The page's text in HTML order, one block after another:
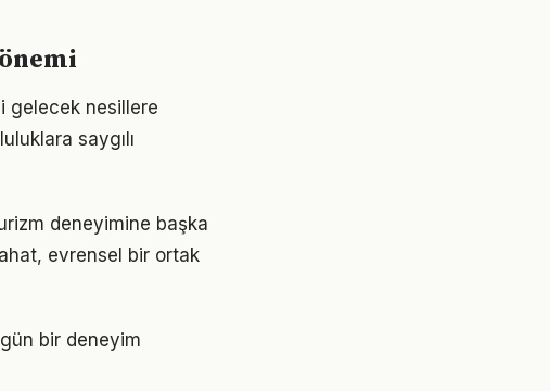
gelecek nesillere
saygılı
deneyimine başka
evrensel bir ortak
bir deneyim